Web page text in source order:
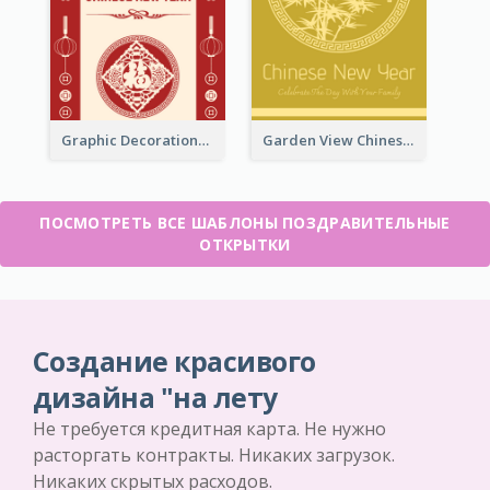
Graphic Decorations Chinese New Year Greeting Card Garden View Chinese New Year Greeting Card
ПОСМОТРЕТЬ ВСЕ ШАБЛОНЫ ПОЗДРАВИТЕЛЬНЫЕ
ОТКРЫТКИ
Создание красивого
дизайна "на лету
Не требуется кредитная карта. Не нужно
расторгать контракты. Никаких загрузок.
Никаких скрытых расходов.